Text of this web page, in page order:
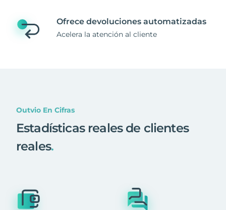
Ofrece devoluciones automatizadas
Acelera la atención al cliente
Outvio En Cifras
Estadísticas reales de clientes
reales.